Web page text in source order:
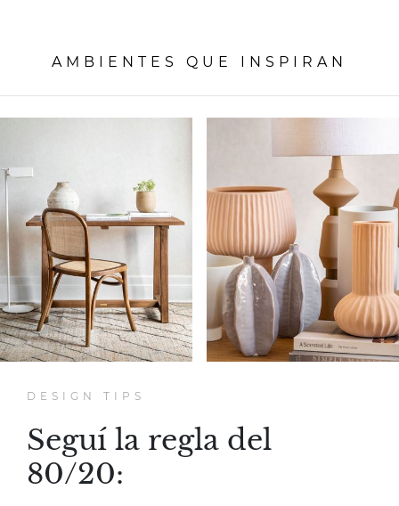
AMBIENTES QUE INSPIRAN
DESIGN TIPS
Seguí la regla del
80/20: